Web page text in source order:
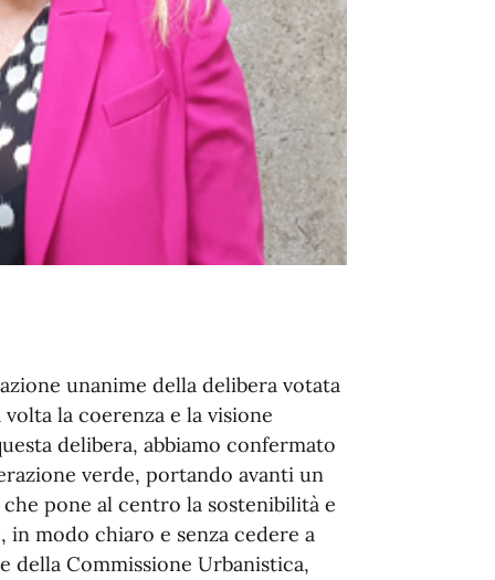
unanime della delibera votata
la coerenza e la visione
delibera, abbiamo confermato
verde, portando avanti un
pone al centro la sostenibilità e
modo chiaro e senza cedere a
della Commissione Urbanistica,